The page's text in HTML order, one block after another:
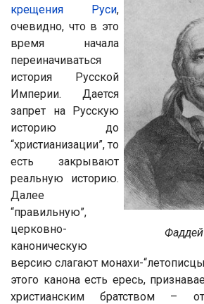
крещения Руси,
очевидно, что в это
время начала
переиначиваться
история Русской
Империи. Дается
запрет на Русскую
историю до
“христианизации”, то
есть закрывают
реальную историю.
Далее
“правильную”,
церковно-
каноническую
версию слагают монахи-
этого канона есть ересь,
христианским братством –